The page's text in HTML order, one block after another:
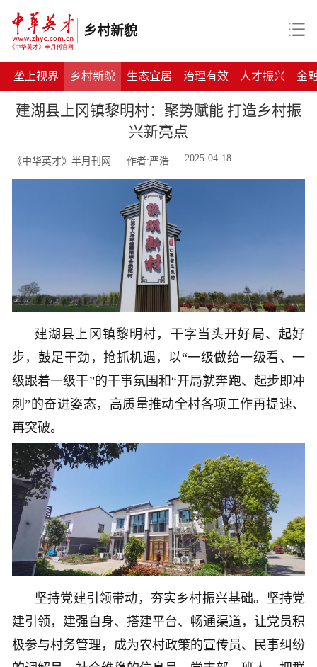
乡村新貌
垄上视界 乡村新貌 生态宜居 治理有效 人才振兴 金
建湖县上冈镇黎明村：聚势赋能 打造乡村振
兴新亮点
《中华英才》半月刊网 作者:严浩 2025-04-18
建湖县上冈镇黎明村，干字当头开好局、起好
步，鼓足干劲，抢抓机遇，以“一级做给一级看、一
级跟着一级干”的干事氛围和“开局就奔跑、起步即冲
刺”的奋进姿态，高质量推动全村各项工作再提速、
再突破。
坚持党建引领带动，夯实乡村振兴基础。坚持党
建引领，建强自身、搭建平台、畅通渠道，让党员积
极参与村务管理，成为农村政策的宣传员、民事纠纷